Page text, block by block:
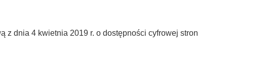
z dnia 4 kwietnia 2019 r. o dostępności cyfrowej stron